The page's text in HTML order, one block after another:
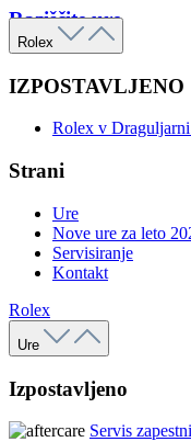
Raziščite ure
Rolex
IZPOSTAVLJENO
Rolex v
Strani
Ure
Nove ure za leto
Servisiranje
Kontakt
Rolex
Ure
Izpostavljeno
Servis